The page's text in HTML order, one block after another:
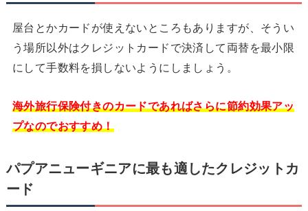
屋台とかカードが使えないところもありますが、そうい
う場所以外はクレジットカードで決済して両替を最小限
にして手数料を損しないようにしましょう。
海外旅行保険付きのカードであればさらに節約効果アッ
プなのでおすすめ！
パプアニューギニアに最も適したクレジットカ
ード